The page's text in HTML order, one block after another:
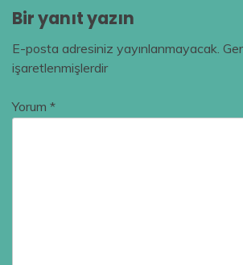
Bir yanıt yazın
E-posta adresiniz yayınlanmayacak.
işaretlenmişlerdir
Yorum *